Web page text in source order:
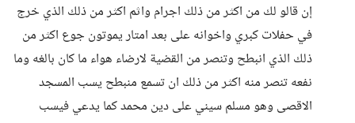
إن قالو لك من اكثر من ذلك اجرام واثم اكثر من ذلك الذي خرج
في حفلات كبري واخوانه على بعد امتار يموتون جوع اكثر من
ذلك الذي انبطح وتنصر من القضية لارضاء هواء ما كان بالغه وما
نفعه تنصر منه اكثر من ذلك ان تسمع منبطح يسب المسجد
الاقصى وهو مسلم سيني على دين محمد كما يدعي فيسب